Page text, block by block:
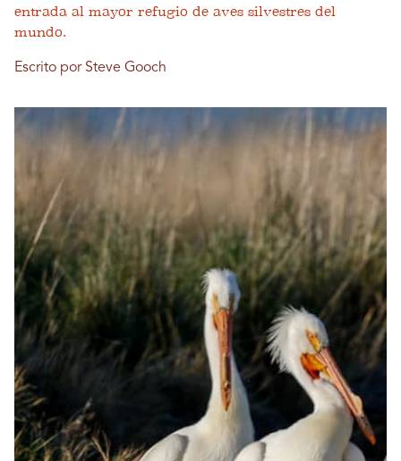
entrada al mayor refugio de aves silvestres del
mundo.
Escrito por Steve Gooch